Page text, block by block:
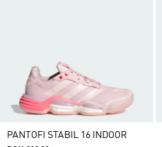
PANTOFI STABIL 16 INDOOR